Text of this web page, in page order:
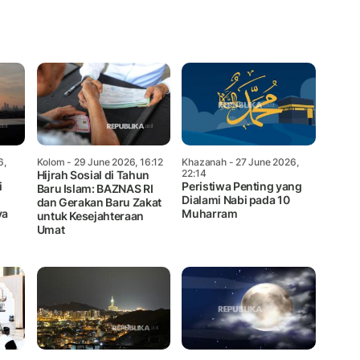
Kolom - 29 June 2026, 16:12
Hijrah Sosial di Tahun
Baru Islam: BAZNAS RI
dan Gerakan Baru Zakat
untuk Kesejahteraan
Umat
Khazanah- 27 June 2026,
22:14
Peristiwa Penting yang
Dialami Nabi pada 10
Muharram